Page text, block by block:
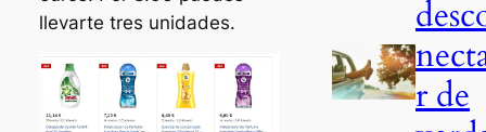
llevarte tres unidades.
r de